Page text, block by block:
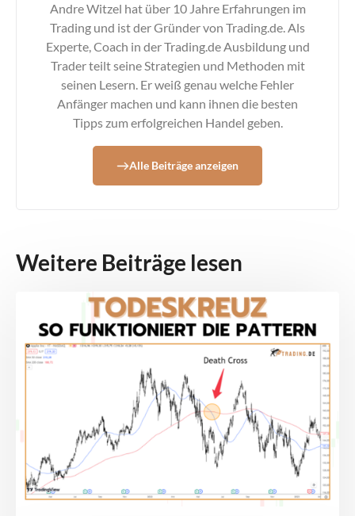
Andre Witzel hat über 10 Jahre Erfahrungen im
Trading und ist der Gründer von Trading.de. Als
Experte, Coach in der Trading.de Ausbildung und
Trader teilt seine Strategien und Methoden mit
seinen Lesern. Er weiß genau welche Fehler
Anfänger machen und kann ihnen die besten
Tipps zum erfolgreichen Handel geben.
Alle Beiträge anzeigen
Weitere Beiträge lesen